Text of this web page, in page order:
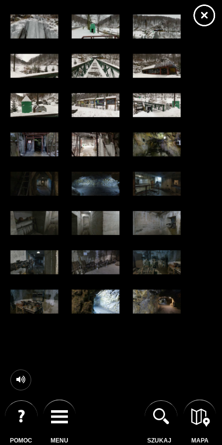
Mapa serwisu
MENU MAPA
POMOC SZUKAJ